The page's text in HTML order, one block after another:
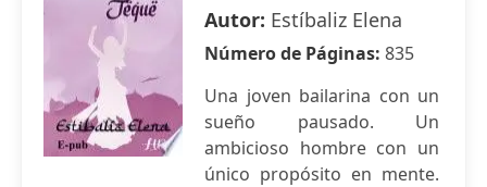
Autor: Estíbaliz Elena
Número de Páginas: 835
Una joven bailarina con un
sueño pausado. Un
ambicioso hombre con un
único propósito en mente.